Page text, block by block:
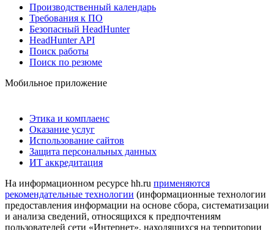
Производственный календарь
Требования к ПО
Безопасный HeadHunter
HeadHunter API
Поиск работы
Поиск по резюме
Мобильное приложение
Этика и комплаенс
Оказание услуг
Использование сайтов
Защита персональных данных
ИТ аккредитация
На информационном ресурсе hh.ru применяются
рекомендательные технологии (информационные технологии
предоставления информации на основе сбора, систематизации
и анализа сведений, относящихся к предпочтениям
пользователей сети «Интернет», находящихся на территории